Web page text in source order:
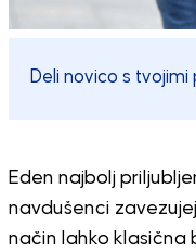
Deli novico s tvojimi
Eden najbolj
navdušenci
način lahko